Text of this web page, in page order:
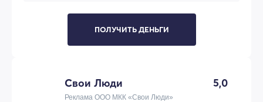
ПОЛУЧИТЬ ДЕНЬГИ
Свои Люди 5,0
Реклама ООО МКК «Свои Люди»